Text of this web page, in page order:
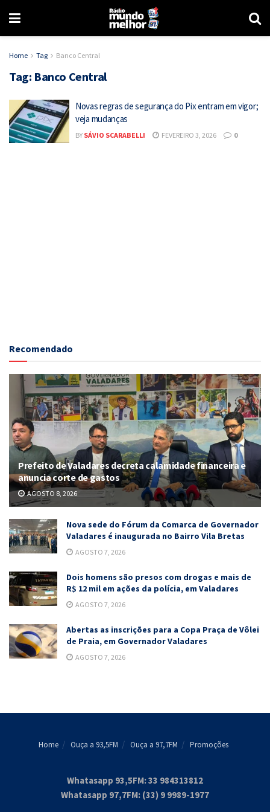
Home Tag Banco Central
Tag: Banco Central
Novas regras de segurança do Pix entram em vigor;
veja mudanças
BY SÁVIO SCARABELLI FEVEREIRO 3, 2026 0
Recomendado
Prefeito de Valadares decreta calamidade financeira e
anuncia corte de gastos
AGOSTO 8, 2026
Nova sede do Fórum da Comarca de Governador
Valadares é inaugurada no Bairro Vila Bretas
AGOSTO 7, 2026
Dois homens são presos com drogas e mais de
R$ 12 mil em ações da polícia, em Valadares
AGOSTO 7, 2026
Abertas as inscrições para a Copa Praça de Vôlei
de Praia, em Governador Valadares
AGOSTO 7, 2026
Home Ouça a 93,5FM Ouça a 97,7FM Promoções
Whatasapp 93,5FM: 33 984313812
Whatasapp 97,7FM: (33) 9 9989-1977